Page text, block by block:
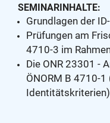
SEMINARINHALTE:
Grundlagen der
Prüfungen am
4710-3 im
Die ONR 23301 -
ÖNORM B 4710-
Identitätskriterien)